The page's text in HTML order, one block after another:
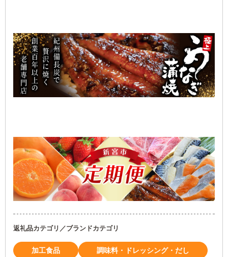
返礼品カテゴリ／ブランドカテゴリ
加工食品 調味料・ドレッシング・だし